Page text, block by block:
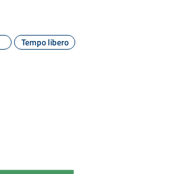
Tempo libero